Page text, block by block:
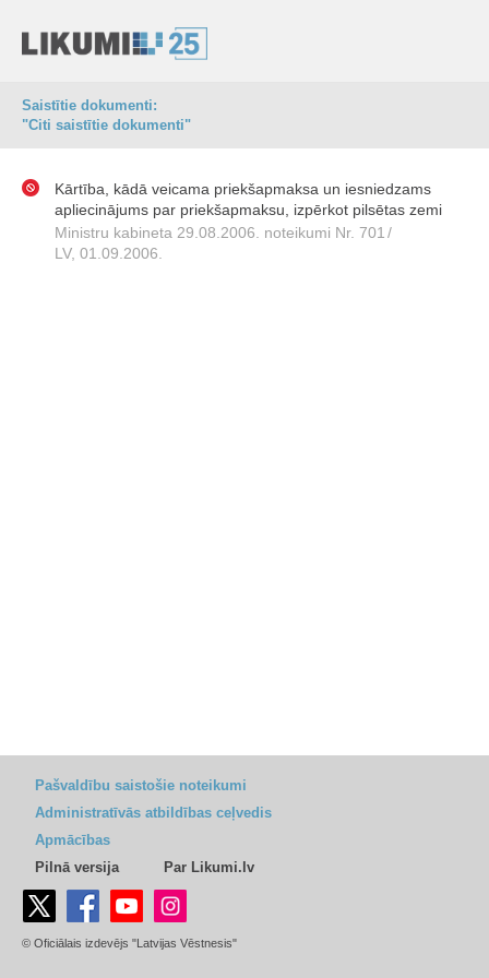
Saistītie dokumenti:
"Citi saistītie dokumenti"
Kārtība, kādā veicama priekšapmaksa un iesniedzams
apliecinājums par priekšapmaksu, izpērkot pilsētas zemi
Ministru kabineta 29.08.2006. noteikumi Nr. 701 /
LV, 01.09.2006.
Pašvaldību saistošie noteikumi
Administratīvās atbildības ceļvedis
Apmācības
Pilnā versija
Par Likumi.lv
© Oficiālais izdevējs "Latvijas Vēstnesis"